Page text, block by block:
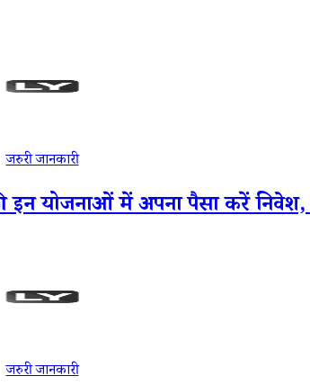
जरुरी जानकारी
योजनाओं में अपना पैसा करें निवेश,
जरुरी जानकारी